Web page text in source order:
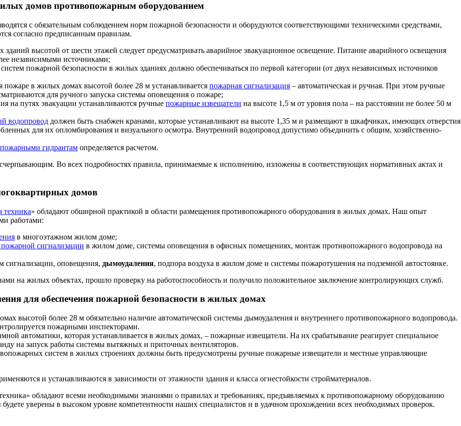
домов противопожарным оборудованием
с обязательным соблюдением норм пожарной безопасности и оборудуются соответствующими техническими средствами,
согласно предписанным правилам.
высотой от шести этажей следует предусматривать аварийное эвакуационное освещение. Питание аварийного освещения
независимыми источниками;
пожарной безопасности в жилых зданиях должно обеспечиваться по первой категории (от двух независимых источников
пожаре в жилых домах высотой более 28 м устанавливается пожарная сигнализация – автоматическая и ручная. При этом ручные
для ручного запуска системы оповещения о пожаре;
на путях эвакуации устанавливаются ручные пожарные извещатели на высоте 1,5 м от уровня пола – на расстоянии не более 50 м
водопровод должен быть снабжен кранами, которые устанавливают на высоте 1,35 м и размещают в шкафчиках, имеющих отверстия
для их опломбирования и визуального осмотра. Внутренний водопровод допустимо объединить с общим, хозяйственно-
пожарными гидрантам определяется расчетом.
Во всех подробностях правила, принимаемые к исполнению, изложены в соответствующих нормативных актах и
домов
техника» обладают обширной практикой в области размещения противопожарного оборудования в жилых домах. Наш опыт
работами:
в многоэтажном жилом доме;
сигнализации в жилом доме, системы оповещения в офисных помещениях, монтаж противопожарного водопровода на
сигнализации, оповещения, дымоудаления, подпора воздуха в жилом доме и системы пожаротушения на подземной автостоянке.
на жилых объектах, прошло проверку на работоспособность и получило положительное заключение контролирующих служб.
для обеспечения пожарной безопасности в жилых домах
высотой более 28 м обязательно наличие автоматической системы дымоудаления и внутреннего противопожарного водопровода.
пожарными инспекторами.
автоматики, которая устанавливается в жилых домах, – пожарные извещатели. На их срабатывание реагирует специальное
на запуск работы системы вытяжных и приточных вентиляторов.
систем в жилых строениях должны быть предусмотрены ручные пожарные извещатели и местные управляющие
и устанавливаются в зависимости от этажности здания и класса огнестойкости стройматериалов.
обладают всеми необходимыми знаниями о правилах и требованиях, предъявляемых к противопожарному оборудованию
уверены в высоком уровне компетентности наших специалистов и в удачном прохождении всех необходимых проверок.